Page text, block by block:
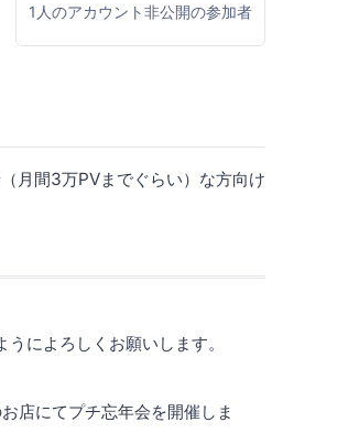
1人のアカウント非公開の参加者
月間3万PVまでぐらい）な方向け
によろしくお願いします。
店にてプチ忘年会を開催しま